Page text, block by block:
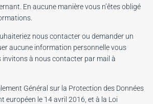
En aucune manière vous n’êtes obligé
nous contacter ou demander un
aucune information personnelle vous
à nous contacter par mail à
Général sur la Protection des Données
européen le 14 avril 2016, et à la Loi